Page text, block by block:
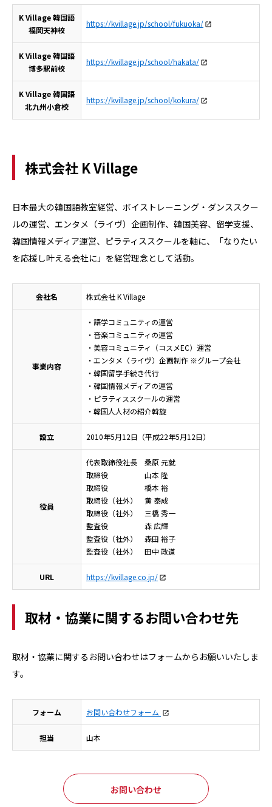
K Village 韓国語
福岡天神校
https://kvillage.jp/school/fukuoka/
K Village 韓国語
博多駅前校
https://kvillage.jp/school/hakata/
K Village 韓国語
北九州小倉校
https://kvillage.jp/school/kokura/
株式会社 K Village
日本最大の韓国語教室経営、ボイストレーニング・ダンススクー
ルの運営、エンタメ（ライヴ）企画制作、韓国美容、留学支援、
韓国情報メディア運営、ピラティススクールを軸に、「なりたい
を応援し叶える会社に」を経営理念として活動。
会社名 株式会社 K Village
事業内容
・語学コミュニティの運営
・音楽コミュニティの運営
・美容コミュニティ（コスメEC）運営
・エンタメ（ライヴ）企画制作 ※グループ会社
・韓国留学手続き代行
・韓国情報メディアの運営
・ピラティススクールの運営
・韓国人人材の紹介斡旋
設立 2010年5月12日（平成22年5月12日）
役員
代表取締役社長 桑原 元就
取締役 山本 隆
取締役 橋本 裕
取締役（社外） 黄 泰成
取締役（社外） 三橋 秀一
監査役 森 広輝
監査役（社外） 森田 裕子
監査役（社外） 田中 政道
URL https://kvillage.co.jp/
取材・協業に関するお問い合わせ先
取材・協業に関するお問い合わせはフォームからお願いいたしま
す。
フォーム お問い合わせフォーム
担当 山本
お問い合わせ